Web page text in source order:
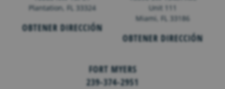
Plantation, FL 33324
OBTENER DIRECCIÓN
Unit 111
Miami, FL 33186
OBTENER DIRECCIÓN
FORT MYERS
239-374-2951